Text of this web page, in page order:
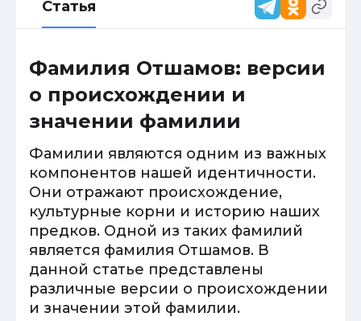
Статья
Фамилия Отшамов: версии
о происхождении и
значении фамилии
Фамилии являются одним из важных
компонентов нашей идентичности.
Они отражают происхождение,
культурные корни и историю наших
предков. Одной из таких фамилий
является фамилия Отшамов. В
данной статье представлены
различные версии о происхождении
и значении этой фамилии.